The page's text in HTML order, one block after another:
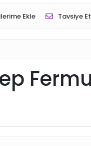
Ekle Tavsiye Et